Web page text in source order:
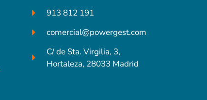
913 812 191
comercial@powergest.com
C/ de Sta. Virgilia, 3,
Hortaleza, 28033 Madrid